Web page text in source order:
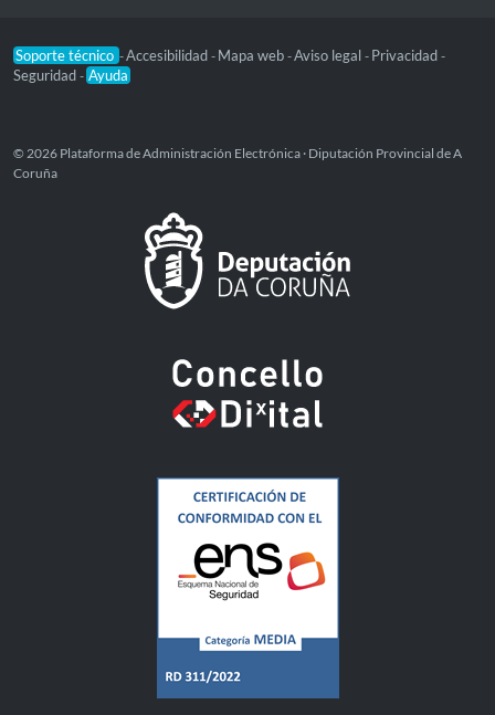
Soporte técnico -Accesibilidad - Mapa web -Aviso legal - Privacidad -
Seguridad - Ayuda
© 2026 Plataforma de Administración Electrónica · Diputación Provincial de A
Coruña